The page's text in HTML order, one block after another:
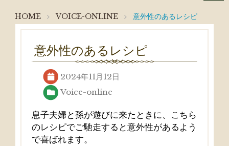
ー
HOME VOICE-ONLINE 意外性のあるレシピ
意外性のあるレシピ
2024年11月12日
Voice-online
息子夫婦と孫が遊びに来たときに、こちら
のレシピでご馳走すると意外性があるよう
で喜ばれます。